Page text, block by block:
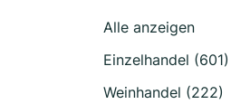
Alle anzeigen
Einzelhandel (601)
Weinhandel (222)